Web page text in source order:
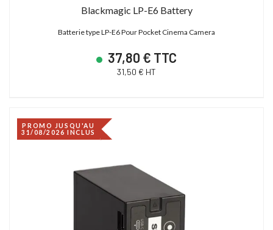
Blackmagic LP-E6 Battery
Batterie type LP-E6 Pour Pocket Cinema Camera
37,80 € TTC
31,50 € HT
PROMO JUSQU'AU
31/08/2026 INCLUS